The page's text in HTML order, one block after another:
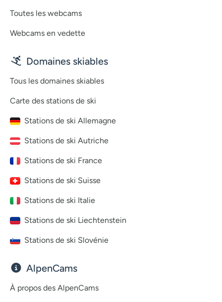
Toutes les webcams
Webcams en vedette
Domaines skiables
Tous les domaines skiables
Carte des stations de ski
Stations de ski Allemagne
Stations de ski Autriche
Stations de ski France
Stations de ski Suisse
Stations de ski Italie
Stations de ski Liechtenstein
Stations de ski Slovénie
AlpenCams
À propos des AlpenCams